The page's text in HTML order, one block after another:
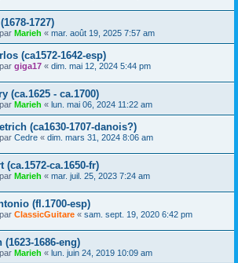
1727)
Marieh « mar. août 19, 2025 7:57 am
(ca1572-1642-esp)
giga17 « dim. mai 12, 2024 5:44 pm
(ca.1625 - ca.1700)
Marieh « lun. mai 06, 2024 11:22 am
(ca1630-1707-danois?)
Cedre « dim. mars 31, 2024 8:06 am
(ca.1572-ca.1650-fr)
Marieh « mar. juil. 25, 2023 7:24 am
(fl.1700-esp)
ClassicGuitare « sam. sept. 19, 2020 6:42 pm
1686-eng)
Marieh « lun. juin 24, 2019 10:09 am